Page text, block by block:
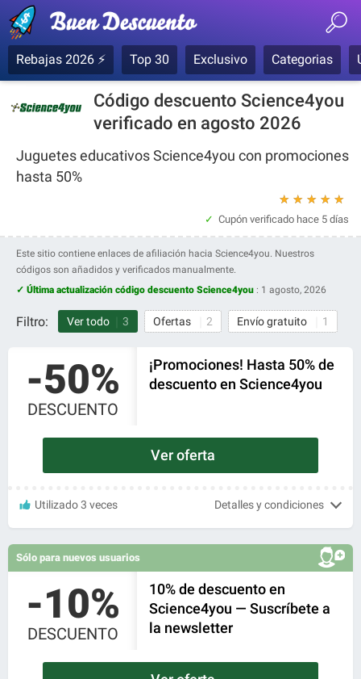
Rebajas 2026 ⚡ Top 30 Exclusivo Categorias
Código descuento Science4you
verificado en agosto 2026
Juguetes educativos Science4you con promociones
hasta 50%
★
★
★
★
★
Cupón verificado hace 5 días
Este sitio contiene enlaces de afiliación hacia Science4you. Nuestros
códigos son añadidos y verificados manualmente.
✓ Última actualización código descuento Science4you : 1 agosto, 2026
Filtro: Ver todo 3 Ofertas 2 Envío gratuito 1
-50%
DESCUENTO
¡Promociones! Hasta 50% de
descuento en Science4you
Ver oferta
Utilizado 3 veces Detalles y condiciones
Sólo para nuevos usuarios
-10%
DESCUENTO
10% de descuento en
Science4you — Suscríbete a
la newsletter